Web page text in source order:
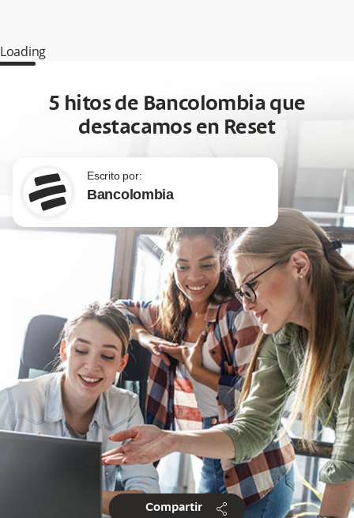
Loading
5 hitos de Bancolombia que
destacamos en Reset
Escrito por:
Bancolombia
Compartir share